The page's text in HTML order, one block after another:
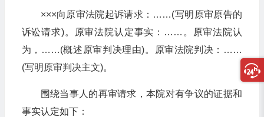
×××向原审法院起诉请求：……(写明原审原告的
诉讼请求)。原审法院认定事实：……。原审法院认
为，……(概述原审判决理由)。原审法院判决：……
(写明原审判决主文)。
围绕当事人的再审请求，本院对有争议的证据和
事实认定如下：